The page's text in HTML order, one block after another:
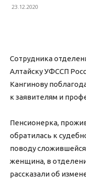
23.12.2020
Сотрудника
Алтайску УФССП
Кангинову
к заявителям и
Пенсионерка,
обратилась к
поводу
женщина, в
рассказали об